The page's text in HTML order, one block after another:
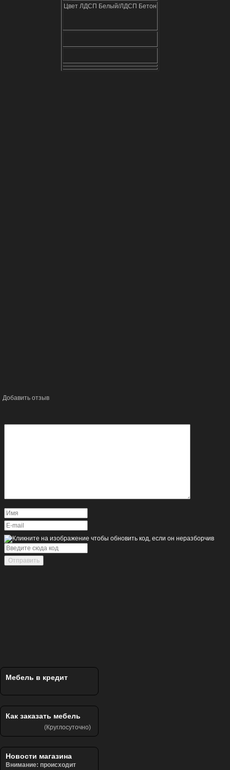
Цвет ЛДСП Белый/ЛДСП Бетон
Добавить отзыв
Отправить
Мебель в кредит
Как заказать мебель
(Круглосуточно)
Новости магазина
Внимание: происходит